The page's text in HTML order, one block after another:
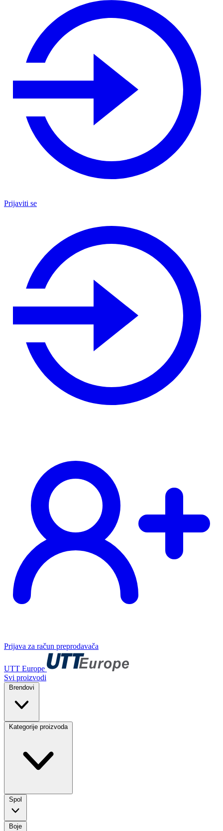
Prijaviti se
Prijava za račun preprodavača
UTT Europe
Svi proizvodi
Brendovi
Kategorije proizvoda
Spol
Boje